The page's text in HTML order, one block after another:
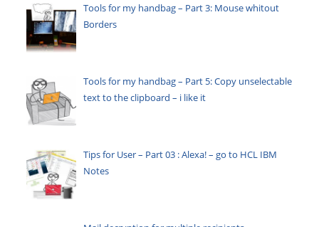
Tools for my handbag – Part 3: Mouse whitout
Borders
Tools for my handbag – Part 5: Copy unselectable
text to the clipboard – i like it
Tips for User – Part 03 : Alexa! – go to HCL IBM
Notes